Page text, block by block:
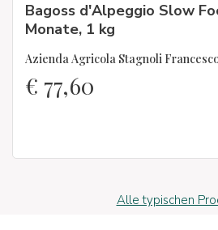
Bagoss d'Alpeggio Slow
Monate, 1 kg
Azienda Agricola Stagnoli
€ 77,60
Alle typischen